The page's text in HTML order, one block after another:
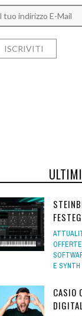
OFFERTE
E SYNTH
CASIO